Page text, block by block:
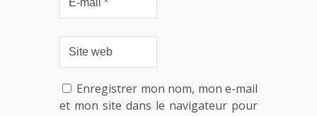
Enregistrer mon nom, mon e-mail
et mon site dans le navigateur pour